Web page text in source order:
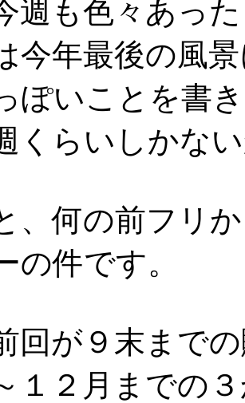
週も色々あっ
今年最後の風
ぽいことを書
くらいしかな
、何の前フリ
の件です。
回が９末までの
１２月までの